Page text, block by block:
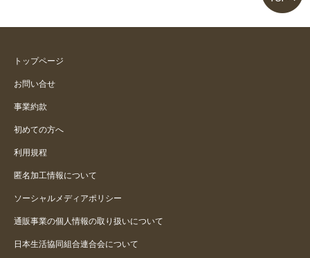
トップページ
お問い合せ
事業約款
初めての方へ
利用規程
匿名加工情報について
ソーシャルメディアポリシー
通販事業の個人情報の取り扱いについて
日本生活協同組合連合会について